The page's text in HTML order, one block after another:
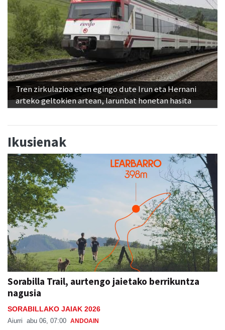
Tren zirkulazioa eten egingo dute Irun eta Hernani
arteko geltokien artean, larunbat honetan hasita
Ikusienak
Sorabilla Trail, aurtengo jaietako berrikuntza
nagusia
SORABILLAKO JAIAK 2026
Aiurri abu 06, 07:00 ANDOAIN